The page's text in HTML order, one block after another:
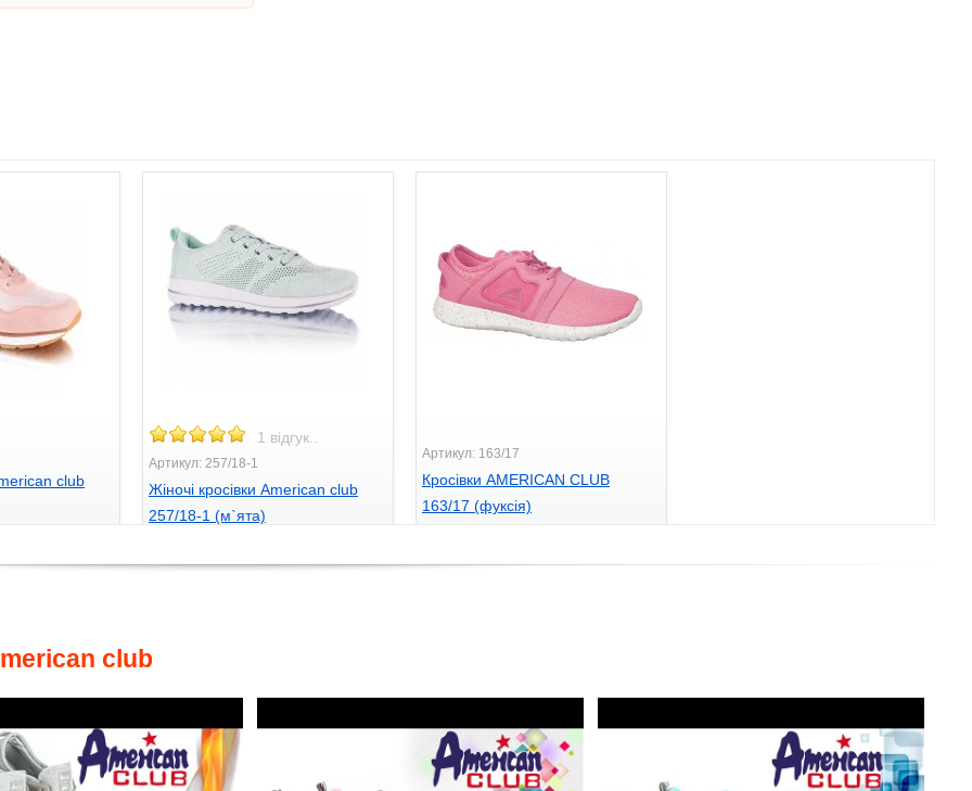
club
1 відгук..
Артикул: 257/18-1
Жіночі кросівки American club
257/18-1 (м`ята)
705грн.
Артикул: 163/17
Кросівки AMERICAN CLUB
163/17 (фуксія)
club